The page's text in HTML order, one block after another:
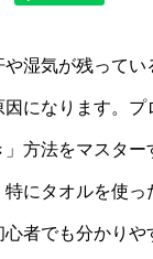
湿気が残ってい
になります。プ
方法をマスター
にタオルを使っ
者でも分かりや